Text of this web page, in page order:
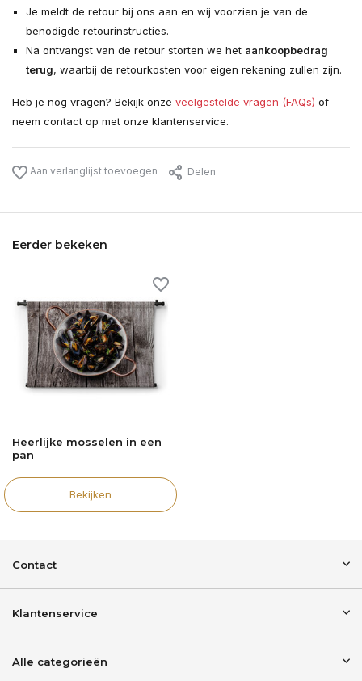
Je meldt de retour bij ons aan en wij voorzien je van de
benodigde retourinstructies.
Na ontvangst van de retour storten we het aankoopbedrag
terug, waarbij de retourkosten voor eigen rekening zullen zijn.
Heb je nog vragen? Bekijk onze veelgestelde vragen (FAQs) of
neem contact op met onze klantenservice.
Aan verlanglijst toevoegen Delen
Eerder bekeken
Heerlijke mosselen in een
pan
Bekijken
Contact
Klantenservice
Alle categorieën